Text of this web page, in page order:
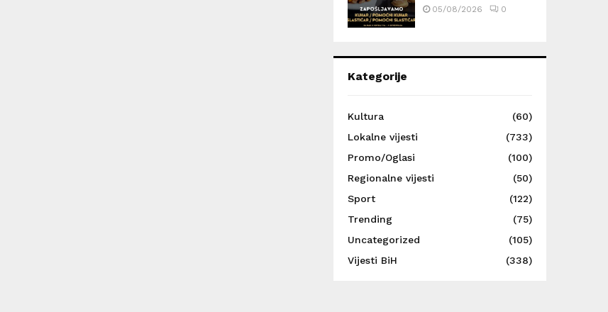
05/08/2026 0
Kategorije
Kultura
(60)
Lokalne vijesti
(733)
Promo/Oglasi
(100)
Regionalne vijesti
(50)
Sport
(122)
Trending
(75)
Uncategorized
(105)
Vijesti BiH
(338)